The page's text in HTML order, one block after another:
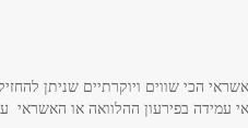
הכי שווים ויוקרתיים שניתן
בפירעון ההלוואה או האשראי